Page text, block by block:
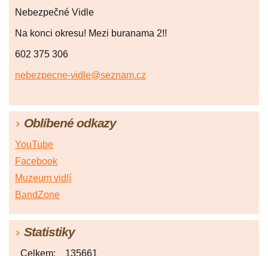
Nebezpečné Vidle
Na konci okresu! Mezi buranama 2!!
602 375 306
nebezpecne-vidle@seznam.cz
Oblíbené odkazy
YouTube
Facebook
Muzeum vidlí
BandZone
Statistiky
Celkem: 135661